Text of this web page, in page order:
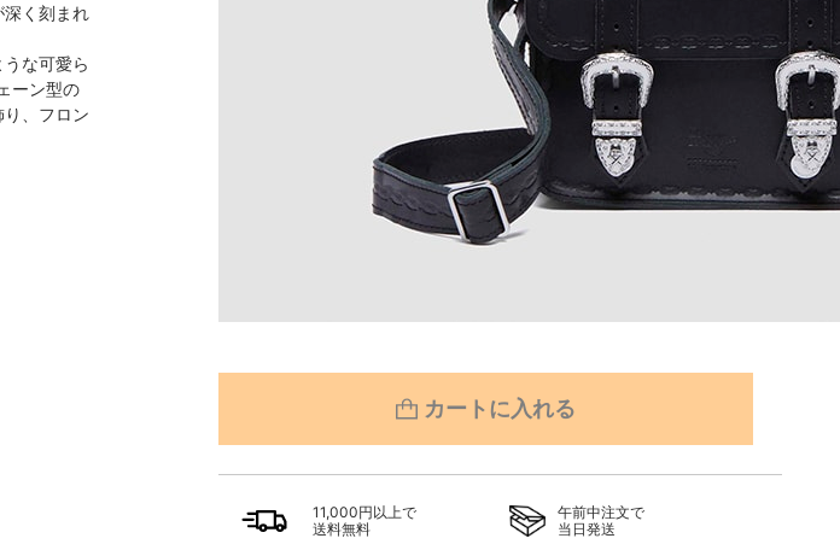
カートに入れる
11,000円以上で
送料無料
午前中注文で
当日発送
深く刻まれ
な可愛ら
ーン型の
、フロン